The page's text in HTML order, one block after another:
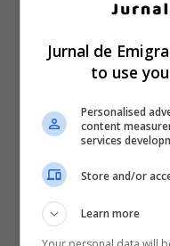
Jurnal de
to use
Personalised
content
services
Store and/or
Learn more